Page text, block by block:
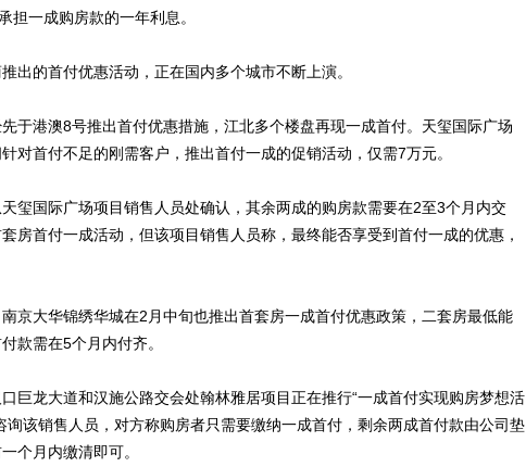
担一成购房款的一年利息。
的首付优惠活动，正在国内多个城市不断上演。
港澳8号推出首付优惠措施，江北多个楼盘再现一成首付。天玺国际广场
对首付不足的刚需客户，推出首付一成的促销活动，仅需7万元。
国际广场项目销售人员处确认，其余两成的购房款需要在2至3个月内交
房首付一成活动，但该项目销售人员称，最终能否享受到首付一成的优惠，
大华锦绣华城在2月中旬也推出首套房一成首付优惠政策，二套房最低能
款需在5个月内付齐。
龙大道和汉施公路交会处翰林雅居项目正在推行“一成首付实现购房梦想活
询该销售人员，对方称购房者只需要缴纳一成首付，剩余两成首付款由公司垫
个月内缴清即可。